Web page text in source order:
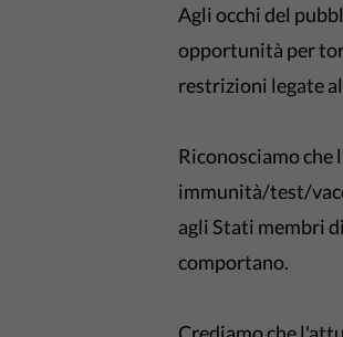
Agli occhi del
opportunità per
restrizioni legate
Riconosciamo
immunità/test/
agli Stati membri
comportano.